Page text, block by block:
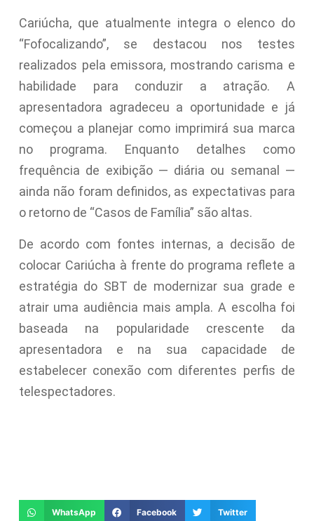
Cariúcha, que atualmente integra o elenco do
“Fofocalizando”, se destacou nos testes
realizados pela emissora, mostrando carisma e
habilidade para conduzir a atração. A
apresentadora agradeceu a oportunidade e já
começou a planejar como imprimirá sua marca
no programa. Enquanto detalhes como
frequência de exibição — diária ou semanal —
ainda não foram definidos, as expectativas para
o retorno de “Casos de Família” são altas.
De acordo com fontes internas, a decisão de
colocar Cariúcha à frente do programa reflete a
estratégia do SBT de modernizar sua grade e
atrair uma audiência mais ampla. A escolha foi
baseada na popularidade crescente da
apresentadora e na sua capacidade de
estabelecer conexão com diferentes perfis de
telespectadores.
WhatsApp Facebook Twitter